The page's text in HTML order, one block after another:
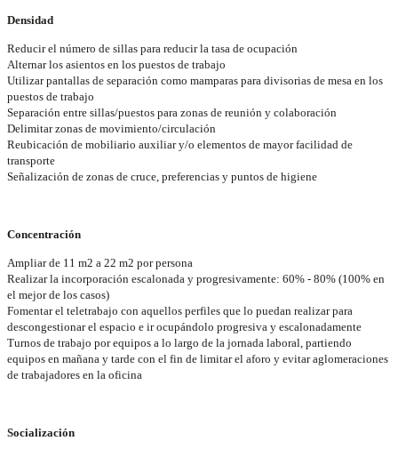
Densidad
Reducir el número de sillas para reducir la tasa de ocupación
Alternar los asientos en los puestos de trabajo
Utilizar pantallas de separación como mamparas para divisorias de mesa en los
puestos de trabajo
Separación entre sillas/puestos para zonas de reunión y colaboración
Delimitar zonas de movimiento/circulación
Reubicación de mobiliario auxiliar y/o elementos de mayor facilidad de
transporte
Señalización de zonas de cruce, preferencias y puntos de higiene
Concentración
Ampliar de 11 m2 a 22 m2 por persona
Realizar la incorporación escalonada y progresivamente: 60% - 80% (100% en
el mejor de los casos)
Fomentar el teletrabajo con aquellos perfiles que lo puedan realizar para
descongestionar el espacio e ir ocupándolo progresiva y escalonadamente
Turnos de trabajo por equipos a lo largo de la jornada laboral, partiendo
equipos en mañana y tarde con el fin de limitar el aforo y evitar aglomeraciones
de trabajadores en la oficina
Socialización